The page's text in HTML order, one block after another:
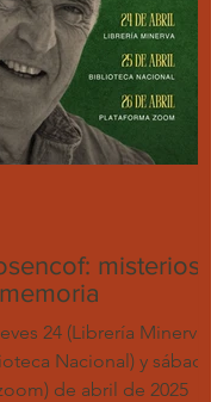
misteriosa
24 (Librería Minerva),
Nacional) y sábado
de abril de 2025